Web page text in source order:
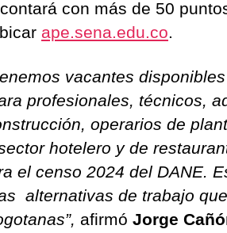
con más de 50
ape.sena.edu.co.
vacantes
profesionales, técnicos,
operarios de
hotelero y de
el censo 2024 del DANE.
alternativas de trabajo
afirmó Jorge